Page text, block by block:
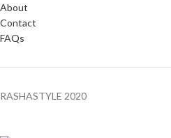
About
Contact
FAQs
RASHASTYLE 2020